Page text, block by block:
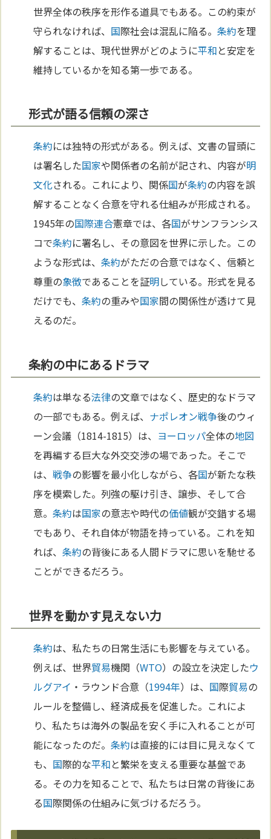
世界全体の秩序を形作る道具でもある。この約束が
守られなければ、 国際社会は混乱に陥る。条約を理
解することは、現代世界がどのように平和と安定を
維持しているかを知る第一歩である。
形式が語る信頼の深さ
条約には独特の形式がある。例えば、文書の冒頭に
は署名した国家や関係者の名前が記され、内容が明
文化される。これにより、関係国が条約の内容を誤
解することなく合意を守れる仕組みが形成される。
1945年の国際連合憲章では、各国がサンフランシス
コで条約に署名し、その意図を世界に示した。この
ような形式は、条約がただの合意ではなく、信頼と
尊重の象徴であることを証明している。形式を見る
だけでも、条約の重みや国家間の関係性が透けて見
えるのだ。
条約の中にあるドラマ
条約は単なる法律の文章ではなく、歴史的なドラマ
の一部でもある。例えば、 ナポレオン戦争後のウィ
ーン会議（1814-1815）は、 ヨーロッパ全体の地図
を再編する巨大な外交交渉の場であった。そこで
は、戦争の影響を最小化しながら、各国が新たな秩
序を模索した。列強の駆け引き、譲歩、そして合
意。条約は国家の意志や時代の価値観が交錯する場
でもあり、それ自体が物語を持っている。これを知
れば、条約の背後にある人間ドラマに思いを馳せる
ことができるだろう。
世界を動かす見えない力
条約は、私たちの日常生活にも影響を与えている。
例えば、世界貿易機関（WTO）の設立を決定したウ
ルグアイ ・ラウンド合意（1994年）は、 国際貿易の
ルールを整備し、経済成長を促進した。これによ
り、私たちは海外の製品を安く手に入れることが可
能になったのだ。条約は直接的には目に見えなくて
も、 国際的な平和と繁栄を支える重要な基盤であ
る。その力を知ることで、私たちは日常の背後にあ
る国際関係の仕組みに気づけるだろう。